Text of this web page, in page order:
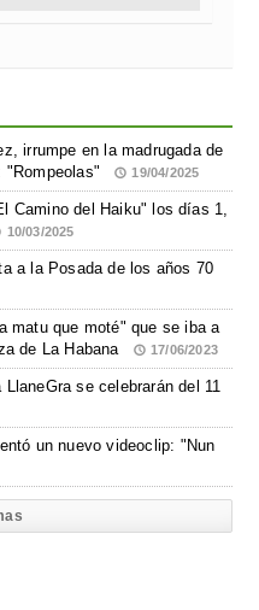
irrumpe en la madrugada de
"Rompeolas"
19/04/2025
Camino del Haiku" los días 1,
10/03/2025
a la Posada de los años 70
matu que moté" que se iba a
de La Habana
17/06/2023
se celebrarán del 11
un nuevo videoclip: "Nun